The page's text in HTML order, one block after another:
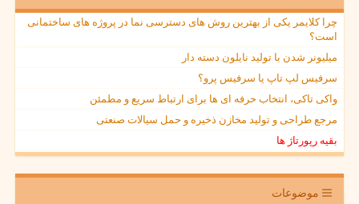
چرا کلایمر یکی از بهترین روش های دسترسی نما در پروژه های ساختمانی
است؟
میلیونر شدن با تولید نایلون دسته دار
سرفیس لپ تاپ یا سرفیس پرو؟
واکی تاکی، انتخاب حرفه ای ها برای ارتباط سریع و مطمئن
مرجع طراحی و تولید مخازن ذخیره و حمل سیالات صنعتی
بقیه رپورتاژ ها
موضوعات